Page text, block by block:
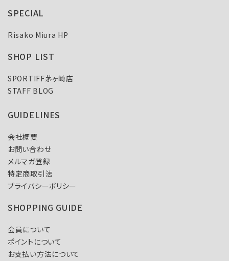
SPECIAL
Risako Miura HP
SHOP LIST
SPORTIFF茅ヶ崎店
STAFF BLOG
GUIDELINES
会社概要
お問い合わせ
メルマガ登録
特定商取引法
プライバシーポリシー
SHOPPING GUIDE
会員について
ポイントについて
お支払い方法について